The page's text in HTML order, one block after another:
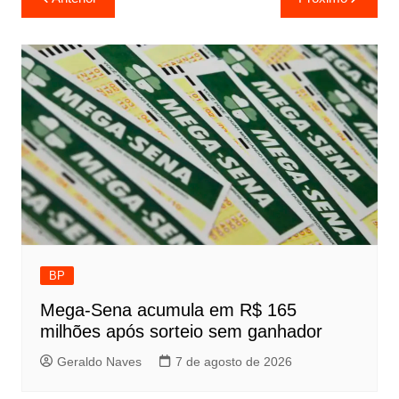
de
Post
BP
Mega-Sena acumula em R$ 165
milhões após sorteio sem ganhador
Geraldo Naves 7 de agosto de 2026